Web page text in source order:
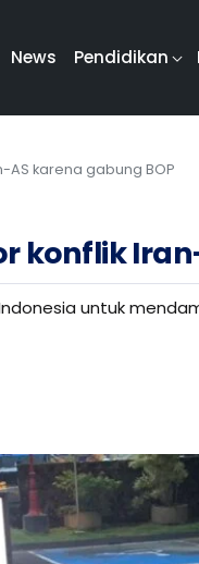
News Pendidikan
karena gabung BOP
konflik
untuk